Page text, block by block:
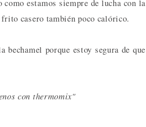
estamos siempre de lucha con la
frito casero también poco calórico.
porque estoy segura de que
con thermomix"